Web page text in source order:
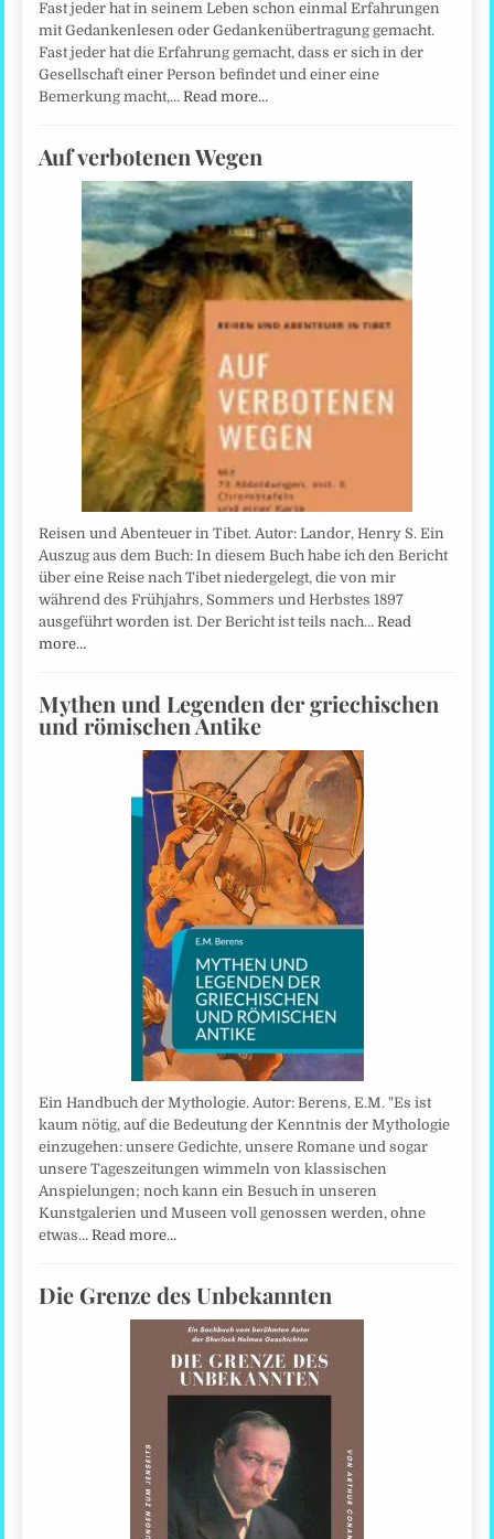
Fast jeder hat in seinem Leben schon einmal Erfahrungen
mit Gedankenlesen oder Gedankenübertragung gemacht.
Fast jeder hat die Erfahrung gemacht, dass er sich in der
Gesellschaft einer Person befindet und einer eine
Bemerkung macht,…Read more…
Auf verbotenen Wegen
Reisen und Abenteuer in Tibet. Autor: Landor, Henry S. Ein
Auszug aus dem Buch: In diesem Buch habe ich den Bericht
über eine Reise nach Tibet niedergelegt, die von mir
während des Frühjahrs, Sommers und Herbstes 1897
ausgeführt worden ist. Der Bericht ist teils nach…Read
more…
Mythen und Legenden der griechischen
und römischen Antike
Ein Handbuch der Mythologie. Autor: Berens, E.M. "Es ist
kaum nötig, auf die Bedeutung der Kenntnis der Mythologie
einzugehen: unsere Gedichte, unsere Romane und sogar
unsere Tageszeitungen wimmeln von klassischen
Anspielungen; noch kann ein Besuch in unseren
Kunstgalerien und Museen voll genossen werden, ohne
etwas…Read more…
Die Grenze des Unbekannten